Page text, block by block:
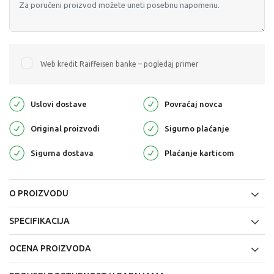
Web kredit Raiffeisen banke – pogledaj primer
Uslovi dostave Povraćaj novca
Original proizvodi Sigurno plaćanje
Sigurna dostava Plaćanje karticom
O PROIZVODU
SPECIFIKACIJA
OCENA PROIZVODA